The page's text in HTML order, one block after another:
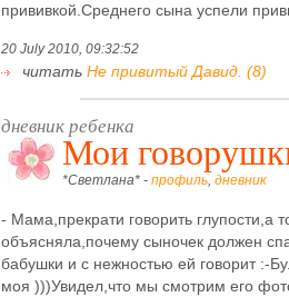
прививкой.Среднего сына успели
20 July 2010, 09:32:52
читать Не привитый Давид. (8)
дневник ребенка
Мои
*Светлана* - профиль, дневник
- Мама,прекрати говорить глупости,а
объясняла,почему сыночек должен
бабушки и с нежностью ей говорит :-
моя )))Увидел,что мы смотрим его